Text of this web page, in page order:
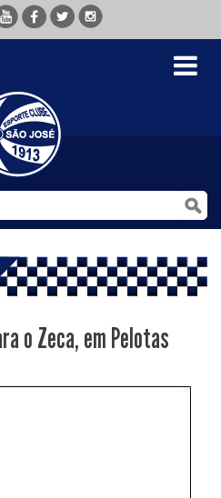
Toggle
o Zeca, em Pelotas